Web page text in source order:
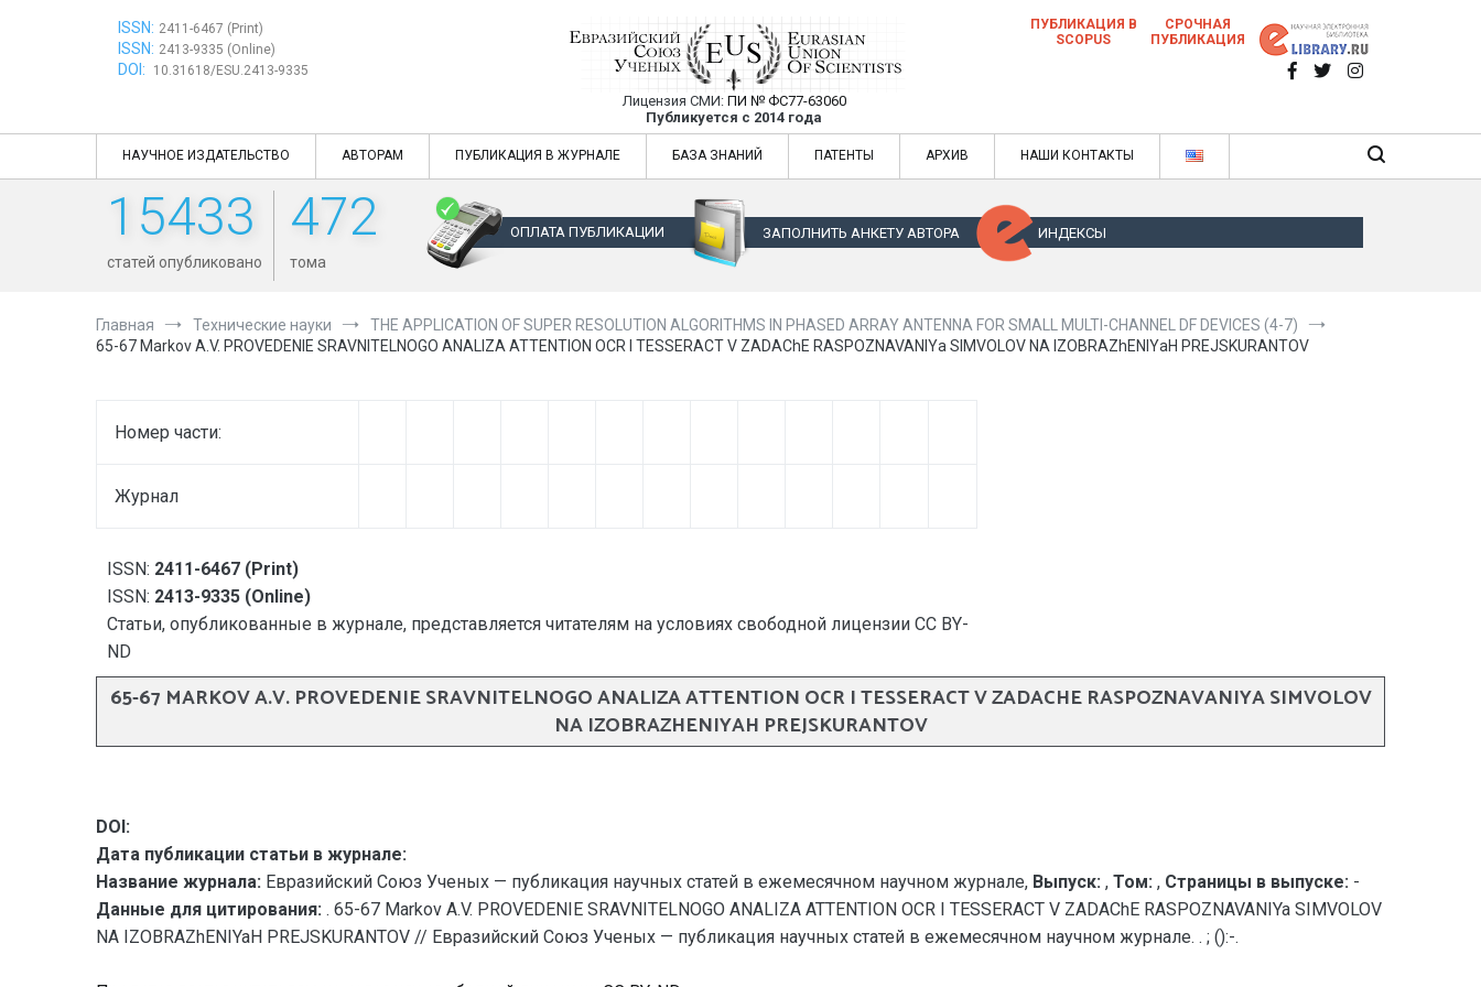
ISSN: 2411-6467 (Print)
ISSN: 2413-9335 (Online)
DOI: 10.31618/ESU.2413-9335
Евразийский Союз Ученых — публикация научных статей в ежемесячном научном
журнале
Лицензия СМИ: ПИ № ФС77-63060
Публикуется с 2014 года
Евразийский Союз Ученых — публикация научных статей в ежемесячном научном журнале
ПУБЛИКАЦИЯ В
SCOPUS
СРОЧНАЯ
ПУБЛИКАЦИЯ
НАУЧНОЕ ИЗДАТЕЛЬСТВО АВТОРАМ ПУБЛИКАЦИЯ В ЖУРНАЛЕ БАЗА ЗНАНИЙ ПАТЕНТЫ АРХИВ НАШИ КОНТАКТЫ
15433
статей опубликовано
472
тома
ОПЛАТА ПУБЛИКАЦИИ ЗАПОЛНИТЬ АНКЕТУ АВТОРА ИНДЕКСЫ
Главная Технические науки
THE APPLICATION OF SUPER RESOLUTION ALGORITHMS IN PHASED ARRAY ANTENNA FOR SMALL MULTI-CHANNEL DF DEVICES (4-7)
65-67 Markov A.V. PROVEDENIE SRAVNITELNOGO ANALIZA ATTENTION OCR I TESSERACT V ZADAChE RASPOZNAVANIYa SIMVOLOV NA IZOBRAZhENIYaH PREJSKURANTOV
Номер части:
Журнал
ISSN: 2411-6467 (Print)
ISSN: 2413-9335 (Online)
Статьи, опубликованные в журнале, представляется читателям на условиях свободной лицензии CC BY-
ND
65-67 MARKOV A.V. PROVEDENIE SRAVNITELNOGO ANALIZA ATTENTION OCR I TESSERACT V ZADACHE RASPOZNAVANIYA SIMVOLOV
NA IZOBRAZHENIYAH PREJSKURANTOV
DOI:
Дата публикации статьи в журнале:
Название журнала: Евразийский Союз Ученых — публикация научных статей в ежемесячном научном журнале, Выпуск: , Том: , Страницы в выпуске: -
Данные для цитирования: . 65-67 Markov A.V. PROVEDENIE SRAVNITELNOGO ANALIZA ATTENTION OCR I TESSERACT V ZADAChE RASPOZNAVANIYa SIMVOLOV
NA IZOBRAZhENIYaH PREJSKURANTOV // Евразийский Союз Ученых — публикация научных статей в ежемесячном научном журнале. . ; ():-.